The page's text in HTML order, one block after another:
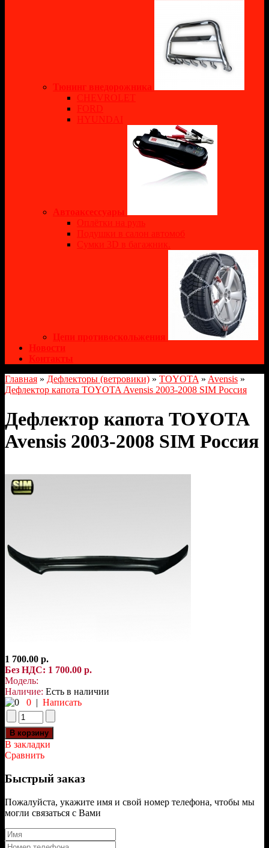
Тюнинг внедорожника
CHEVROLET
FORD
HYUNDAI
Автоаксессуары
Оплётки на руль
Подушки в салон автомоб
Сумки 3D в багажник.
Цепи противоскольжения
Новости
Контакты
Главная » Дефлекторы (ветровики) » TOYOTA » Avensis »
Дефлектор капота TOYOTA Avensis 2003-2008 SIM Россия
Дефлектор капота TOYOTA
Avensis 2003-2008 SIM Россия
1 700.00 р.
Без НДС: 1 700.00 р.
Модель:
Наличие: Есть в наличии
0 | Написать
В закладки
Сравнить
Быстрый заказ
Пожалуйста, укажите имя и свой номер телефона, чтобы мы
могли связаться с Вами